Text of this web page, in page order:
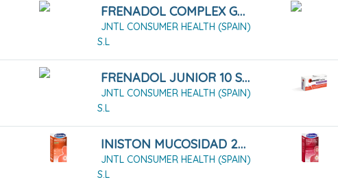
FRENADOL COMPLEX GRANULADO PARA SOLUCIÓN ORAL
JNTL CONSUMER HEALTH (SPAIN)
S.L
FRENADOL JUNIOR 10 SOBRES
JNTL CONSUMER HEALTH (SPAIN)
S.L
INISTON MUCOSIDAD 20mg/ml SOLUCION ORAL SABOR MENTA , 1 Frasco De 150 Ml
JNTL CONSUMER HEALTH (SPAIN)
S.L